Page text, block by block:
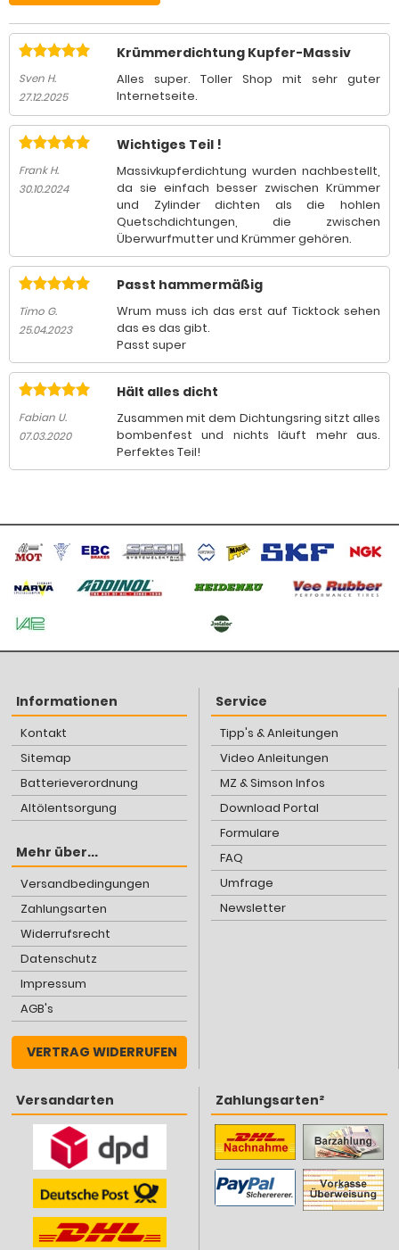
Sven H.
27.12.2025
Krümmerdichtung Kupfer-Massiv
Alles super. Toller Shop mit sehr guter
Internetseite.
Frank H.
30.10.2024
Wichtiges Teil !
Massivkupferdichtung wurden nachbestellt,
da sie einfach besser zwischen Krümmer
und Zylinder dichten als die hohlen
Quetschdichtungen, die zwischen
Überwurfmutter und Krümmer gehören.
Timo G.
25.04.2023
Passt hammermäßig
Wrum muss ich das erst auf Ticktock sehen
das es das gibt.
Passt super
Fabian U.
07.03.2020
Hält alles dicht
Zusammen mit dem Dichtungsring sitzt alles
bombenfest und nichts läuft mehr aus.
Perfektes Teil!
Informationen
Kontakt
Sitemap
Batterieverordnung
Altölentsorgung
Mehr über...
Versandbedingungen
Zahlungsarten
Widerrufsrecht
Datenschutz
Impressum
AGB's
VERTRAG WIDERRUFEN
Service
Tipp's & Anleitungen
Video Anleitungen
MZ & Simson Infos
Download Portal
Formulare
FAQ
Umfrage
Newsletter
Versandarten Zahlungsarten²